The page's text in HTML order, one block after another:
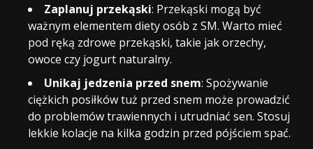
Zaplanuj przekąski: Przekąski mogą być
ważnym elementem diety osób z SM. Warto mieć
pod ręką zdrowe przekąski, takie jak orzechy,
owoce czy jogurt naturalny.
Unikaj jedzenia przed snem: Spożywanie
ciężkich posiłków tuż przed snem może prowadzić
do problemów trawiennych i utrudniać sen. Stosuj
lekkie kolacje na kilka godzin przed pójściem spać.